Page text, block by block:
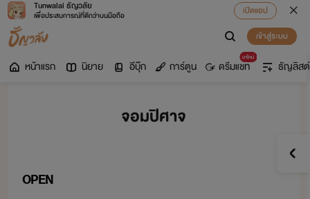
Tunwalai ธัญวลัย
เพื่อประสบการณ์ที่ดีกว่าบนมือถือ
เปิดแอป
เข้าสู่ระบบ
หน้าแรก นิยาย อีบุ๊ก การ์ตูน
มาใหม่
ดรีมแชท ธัญลิสต์
จอมปิศาจ
OPEN